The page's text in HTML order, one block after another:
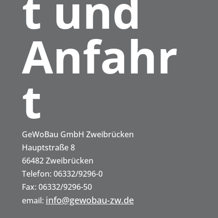
Anfahr
t
GeWoBau GmbH Zweibrücken
Hauptstraße 8
66482 Zweibrücken
Telefon: 06332/9296-0
Fax: 06332/9296-50
email: info@gewobau-zw.de
Inhalte entsperren
Kontak
t und
Anfahr